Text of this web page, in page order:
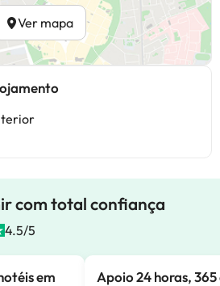
Ver mapa
com total confiança
4.5/5
em
Apoio 24 horas,